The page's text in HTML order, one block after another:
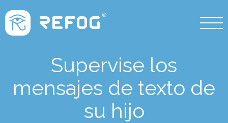
Supervise los
mensajes de texto de
su hijo